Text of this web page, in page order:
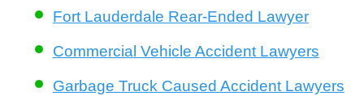
Fort Lauderdale Rear-Ended Lawyer
Commercial Vehicle Accident Lawyers
Garbage Truck Caused Accident Lawyers